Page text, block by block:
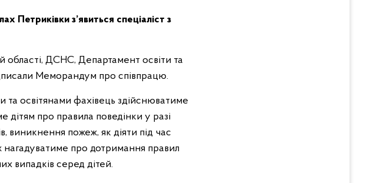
Петриківки з’явиться спеціаліст з
області, ДСНС, Департамент освіти та
Меморандум про співпрацю.
та освітянами фахівець здійснюватиме
дітям про правила поведінки у разі
виникнення пожеж, як діяти під час
нагадуватиме про дотримання правил
випадків серед дітей.